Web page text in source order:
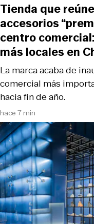
hace 7 min
La marca acaba de
comercial más
hacia fin de año.
Tienda que
accesorios
centro
más locales en